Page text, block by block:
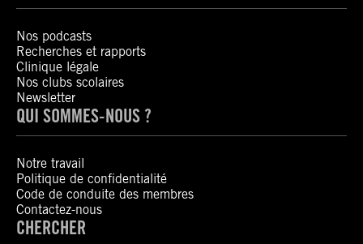
Nos podcasts
Recherches et rapports
Clinique légale
Nos clubs scolaires
Newsletter
QUI SOMMES-NOUS ?
Notre travail
Politique de confidentialité
Code de conduite des membres
Contactez-nous
CHERCHER